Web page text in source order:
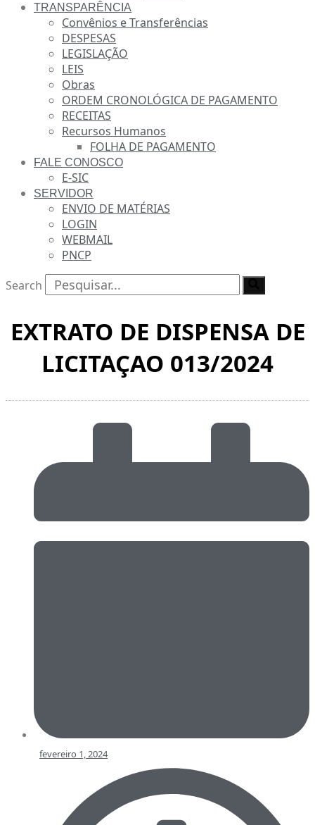
TRANSPARÊNCIA
Convênios e Transferências
DESPESAS
LEGISLAÇÃO
LEIS
Obras
ORDEM CRONOLÓGICA DE PAGAMENTO
RECEITAS
Recursos Humanos
FOLHA DE PAGAMENTO
FALE CONOSCO
E-SIC
SERVIDOR
ENVIO DE MATÉRIAS
LOGIN
WEBMAIL
PNCP
Search
EXTRATO DE DISPENSA DE
LICITAÇAO 013/2024
fevereiro 1, 2024